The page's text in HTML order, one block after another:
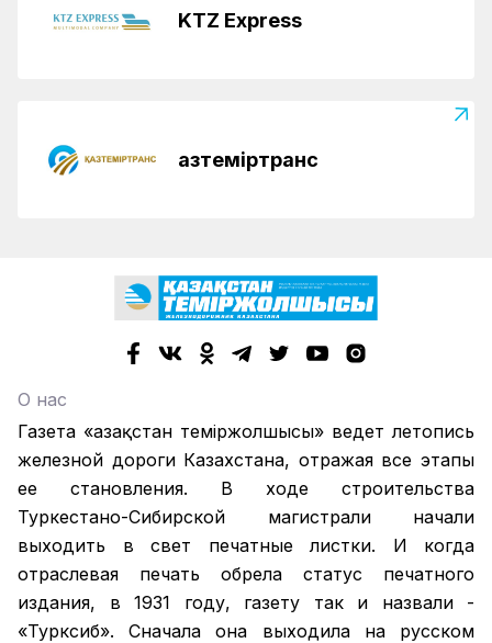
KTZ Express
Қазтеміртранс
О нас
Газета «Қазақстан теміржолшысы» ведет летопись
железной дороги Казахстана, отражая все этапы
ее становления. В ходе строительства
Туркестано-Сибирской магистрали начали
выходить в свет печатные листки. И когда
отраслевая печать обрела статус печатного
издания, в 1931 году, газету так и назвали -
«Турксиб». Сначала она выходила на русском